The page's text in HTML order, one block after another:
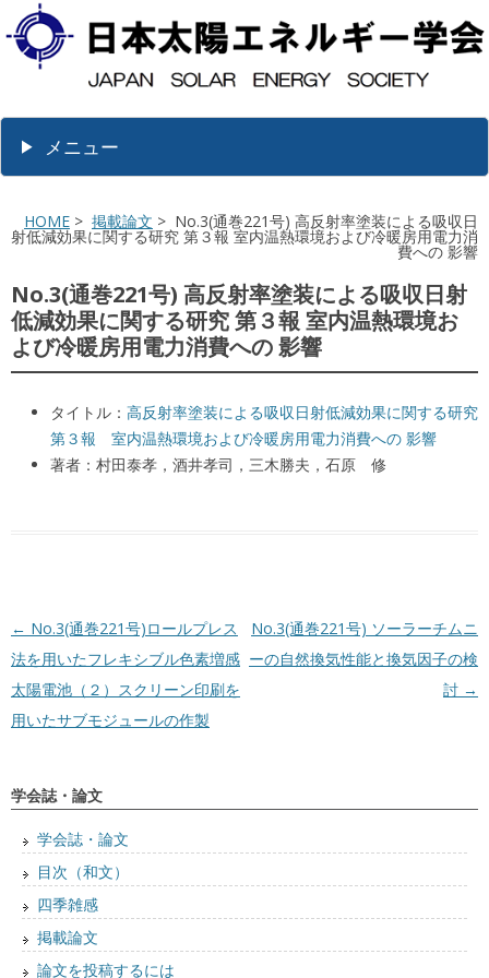
メニュー
HOME > 掲載論文 > No.3(通巻221号) 高反射率塗装による吸収日
射低減効果に関する研究 第３報 室内温熱環境および冷暖房用電力消
費への 影響
No.3(通巻221号) 高反射率塗装による吸収日射
低減効果に関する研究 第３報 室内温熱環境お
よび冷暖房用電力消費への 影響
タイトル： 高反射率塗装による吸収日射低減効果に関する研究
第３報 室内温熱環境および冷暖房用電力消費への 影響
著者：村田泰孝，酒井孝司，三木勝夫，石原 修
投稿ナビゲーション
← No.3(通巻221号)ロールプレス
法を用いたフレキシブル色素増感
太陽電池（２）スクリーン印刷を
用いたサブモジュールの作製
No.3(通巻221号) ソーラーチムニ
ーの自然換気性能と換気因子の検
討 →
学会誌・論文
学会誌・論文
目次（和文）
四季雑感
掲載論文
論文を投稿するには